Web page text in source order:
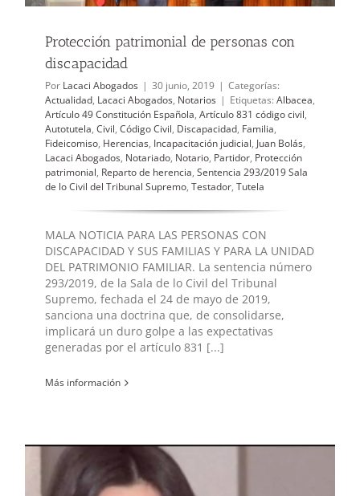
Protección patrimonial de personas con
discapacidad
Por Lacaci Abogados | 30 junio, 2019 | Categorías:
Actualidad, Lacaci Abogados, Notarios | Etiquetas: Albacea,
Artículo 49 Constitución Española, Artículo 831 código civil,
Autotutela, Civil, Código Civil, Discapacidad, Familia,
Fideicomiso, Herencias, Incapacitación judicial, Juan Bolás,
Lacaci Abogados, Notariado, Notario, Partidor, Protección
patrimonial, Reparto de herencia, Sentencia 293/2019 Sala
de lo Civil del Tribunal Supremo, Testador, Tutela
MALA NOTICIA PARA LAS PERSONAS CON
DISCAPACIDAD Y SUS FAMILIAS Y PARA LA UNIDAD
DEL PATRIMONIO FAMILIAR. La sentencia número
293/2019, de la Sala de lo Civil del Tribunal
Supremo, fechada el 24 de mayo de 2019,
sanciona una doctrina que, de consolidarse,
implicará un duro golpe a las expectativas
generadas por el artículo 831 [...]
Más información